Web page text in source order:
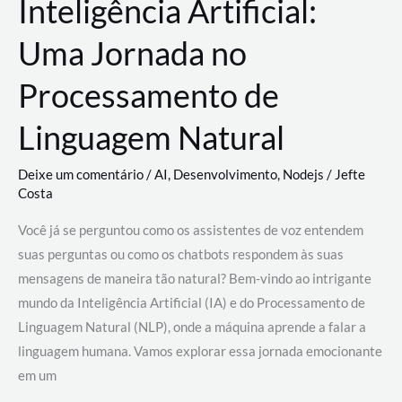
Inteligência Artificial:
Uma Jornada no
Processamento de
Linguagem Natural
Deixe um comentário/AI, Desenvolvimento, Nodejs / Jefte
Costa
Você já se perguntou como os assistentes de voz entendem
suas perguntas ou como os chatbots respondem às suas
mensagens de maneira tão natural? Bem-vindo ao intrigante
mundo da Inteligência Artificial (IA) e do Processamento de
Linguagem Natural (NLP), onde a máquina aprende a falar a
linguagem humana. Vamos explorar essa jornada emocionante
em um